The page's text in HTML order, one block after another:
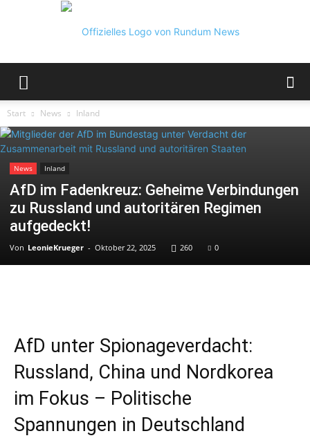
News
Start News Inland
News Inland
AfD im Fadenkreuz: Geheime Verbindungen
zu Russland und autoritären Regimen
aufgedeckt!
Von LeonieKrueger - Oktober 22, 2025 260 0
AfD unter Spionageverdacht:
Russland, China und Nordkorea
im Fokus – Politische
Spannungen in Deutschland